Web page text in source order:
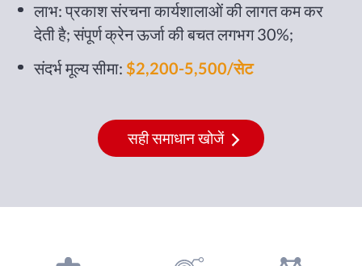
लाभ: प्रकाश संरचना कार्यशालाओं की लागत कम कर
देती है; संपूर्ण क्रेन ऊर्जा की बचत लगभग 30%;
संदर्भ मूल्य सीमा: $2,200-5,500/सेट
सही समाधान खोजें